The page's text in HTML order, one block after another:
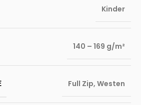
Kinder
140 – 169 g/m²
Full Zip, Westen